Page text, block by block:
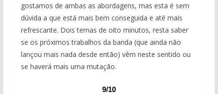
gostamos de ambas as abordagens, mas esta é sem
dúvida a que está mais bem conseguida e até mais
refrescante. Dois temas de oito minutos, resta saber
se os próximos trabalhos da banda (que ainda não
lançou mais nada desde então) vêm neste sentido ou
se haverá mais uma mutação.
9/10